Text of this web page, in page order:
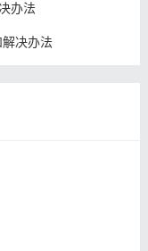
办法
决办法